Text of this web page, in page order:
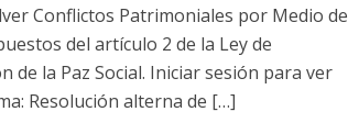
Conflictos Patrimoniales por Medio de
del artículo 2 de la Ley de
de la Paz Social. Iniciar sesión para ver
Resolución alterna de […]